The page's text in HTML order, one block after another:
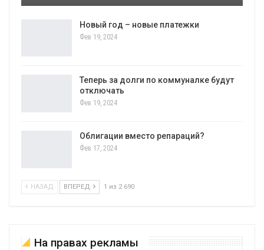
Новый год – новые платежки
Фев 19, 2024
Теперь за долги по коммуналке будут
отключать
Фев 19, 2024
Облигации вместо репараций?
Фев 17, 2024
НАЗАД ВПЕРЕД 1 из 2 690
На правах рекламы